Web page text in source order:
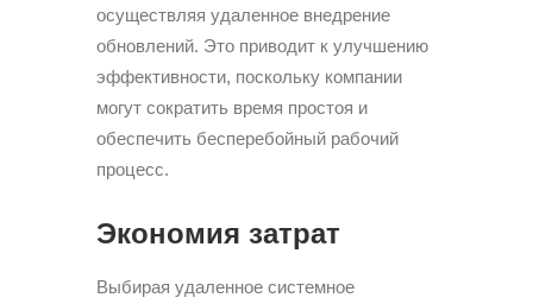
осуществляя удаленное внедрение
обновлений. Это приводит к улучшению
эффективности, поскольку компании
могут сократить время простоя и
обеспечить бесперебойный рабочий
процесс.
Экономия затрат
Выбирая удаленное системное